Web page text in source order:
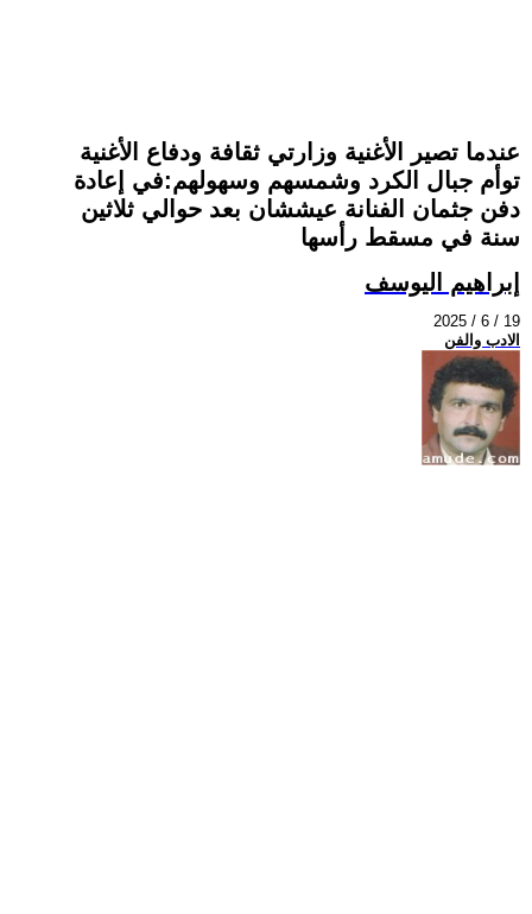
عندما تصير الأغنية وزارتي ثقافة ودفاع الأغنية
توأم جبال الكرد وشمسهم وسهولهم:في إعادة
دفن جثمان الفنانة عيششان بعد حوالي ثلاثين
سنة في مسقط رأسها
إبراهيم اليوسف
2025 / 6 / 19
الادب والفن